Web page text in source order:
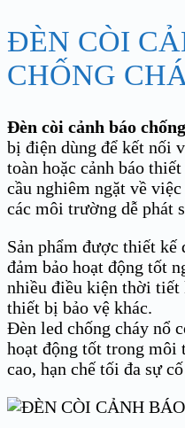
ĐÈN CÒI
CHỐNG
Đèn còi cảnh báo
bị điện dùng để kết nối
toàn hoặc cảnh báo
cầu nghiêm ngặt về
các môi trường dễ phát
Sản phẩm được thiết kế
đảm bảo hoạt động tốt
nhiều điều kiện thời tiết
thiết bị bảo vệ khác.
Đèn led chống cháy nổ
hoạt động tốt trong
cao, hạn chế tối đa sự